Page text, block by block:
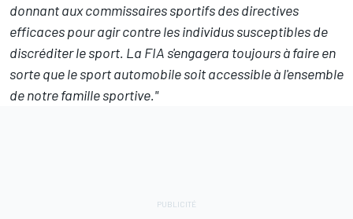
donnant aux commissaires sportifs des directives
efficaces pour agir contre les individus susceptibles de
discréditer le sport. La FIA s'engagera toujours à faire en
sorte que le sport automobile soit accessible à l'ensemble
de notre famille sportive."